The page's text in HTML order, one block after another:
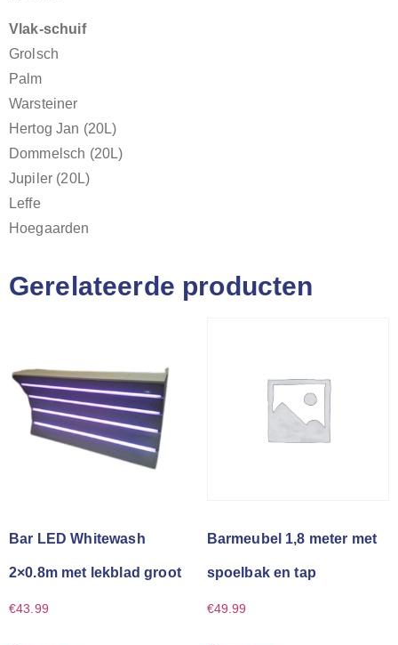
Vlak-schuif
Grolsch
Palm
Warsteiner
Hertog Jan (20L)
Dommelsch (20L)
Jupiler (20L)
Leffe
Hoegaarden
Gerelateerde producten
Bar LED Whitewash
2×0.8m met lekblad groot
€43.99
Barmeubel 1,8 meter met
spoelbak en tap
€49.99